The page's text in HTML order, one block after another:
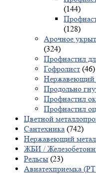
(144)
(128)
Арочное
(324)
Профнастил
Гофролист (46)
Нержавеющий
Продольно
Профнастил
Профнастил
Цветной
Сантехника (742)
Нержавеющий
ЖБИ /
Рельсы (23)
Авиатехприемка